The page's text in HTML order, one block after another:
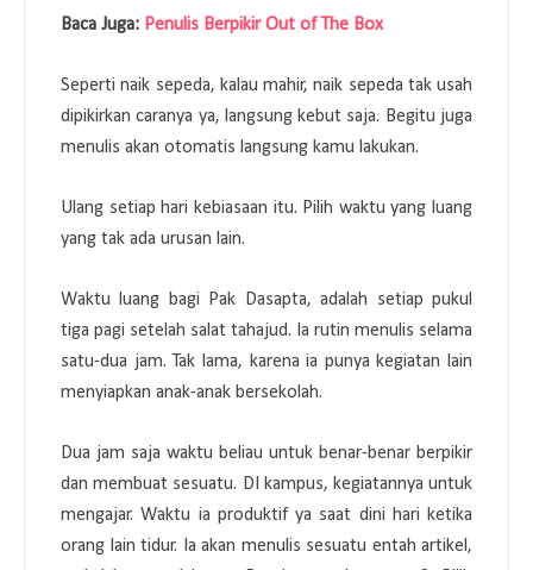
Baca Juga: Penulis Berpikir Out of The Box
Seperti naik sepeda, kalau mahir, naik sepeda tak usah
dipikirkan caranya ya, langsung kebut saja. Begitu juga
menulis akan otomatis langsung kamu lakukan.
Ulang setiap hari kebiasaan itu. Pilih waktu yang luang
yang tak ada urusan lain.
Waktu luang bagi Pak Dasapta, adalah setiap pukul
tiga pagi setelah salat tahajud. Ia rutin menulis selama
satu-dua jam. Tak lama, karena ia punya kegiatan lain
menyiapkan anak-anak bersekolah.
Dua jam saja waktu beliau untuk benar-benar berpikir
dan membuat sesuatu. DI kampus, kegiatannya untuk
mengajar. Waktu ia produktif ya saat dini hari ketika
orang lain tidur. Ia akan menulis sesuatu entah artikel,